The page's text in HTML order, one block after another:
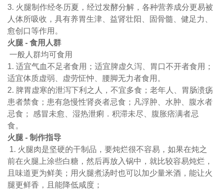
3. 火腿制作经冬历夏，经过发酵分解，各种营养成分更易被
人体所吸收，具有养胃生津、益肾壮阳、固骨髓、健足力、
愈创口等作用。
火腿 - 食用人群
一般人群均可食用
1. 适宜气血不足者食用；适宜脾虚久泻、胃口不开者食用；
适宜体质虚弱、虚劳怔忡、腰脚无力者食用。
2. 脾胃虚寒的泄泻下利之人，不宜多食；老年人、胃肠溃疡
患者禁食；患有急慢性肾炎者忌食；凡浮肿、水肿、腹水者
忌食； 感冒未愈、湿热泄痢．积滞未尽、腹胀痞满者忌
食。
火腿 - 制作指导
1. 火腿肉是坚硬的干制品，要炖烂很不容易，如果在炖之
前在火腿上涂些白糖，然后再放入锅中，就比较容易炖烂，
且味道更为鲜美；用火腿煮汤时也可以加少量米酒，能让火
腿更鲜香，且能降低咸度；